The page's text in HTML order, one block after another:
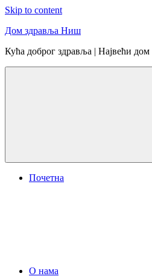
Skip to content
Дом здравља Ниш
Кућа доброг здравља | Највећи
Почетна
О нама